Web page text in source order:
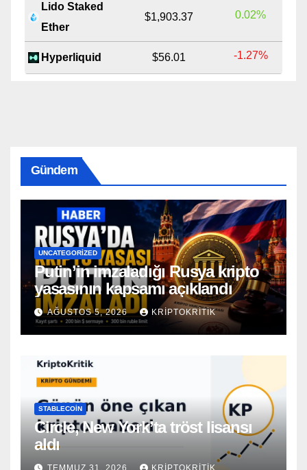
Lido Staked
Ether
$1,903.37 0.02%
Hyperliquid $56.01 -1.27%
Gündem
UNCATEGORIZED
Putin’in imzaladığı Rusya kripto
yasasının kapsamı açıklandı
AĞUSTOS 5, 2026 KRIPTOKRITIK
STABLECOIN
Circle, New York’ta tröst lisansı
aldı